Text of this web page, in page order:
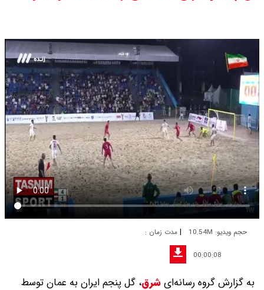
حجم ویدیو: 10.54M |مدت زمان :
00:00:08
به گزارش گروه رسانه‌ایشرق، گل پنجم ایران به عمان توسط